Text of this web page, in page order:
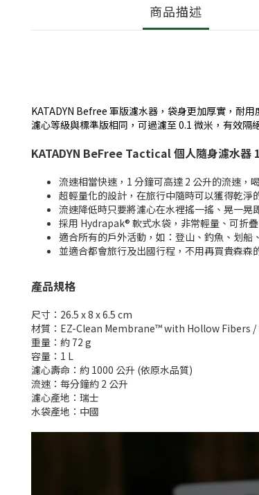
商品描述
KATADYN Befree 軍版濾水器，袋身更加厚實，耐用
濾心等級與標準版相同，可過濾至 0.1 微米，有效隔
KATADYN BeFree Tactical 個人隨身濾水器
流速相當快速，1 分鐘可高達 2 公升的流速，
超輕量化的設計，在旅行中隨時可以獲得乾淨
流速降低時只要將濾心在水裡搖一搖、晃一晃
採用 Hydrapak® 軟式水袋，非常輕量、可折
適合所有的戶外活動，如：登山、釣魚、划船
並適合都會旅行及出國行程，不用再買貴森森
產品規格
尺寸：26.5 x 8 x 6.5 cm
材質：EZ-Clean Membrane™ with Hollow Fibers /
重量：約 72 g
容量：1 L
濾心壽命：約 1000 公升 (依原水品質)
流速：每分鐘約 2 公升
濾心產地：瑞士
水袋產地：中國